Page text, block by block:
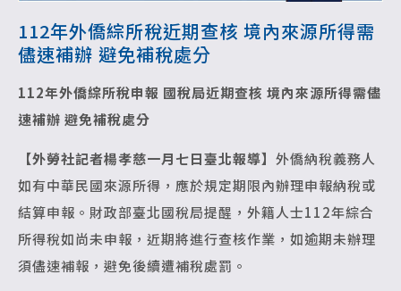
112年外僑綜所稅近期查核 境內來源所得需
儘速補辦 避免補稅處分
112年外僑綜所稅申報 國稅局近期查核 境內來源所得需儘
速補辦 避免補稅處分
【外勞社記者楊孝慈一月七日臺北報導】 外僑納稅義務人
如有中華民國來源所得，應於規定期限內辦理申報納稅或
結算申報。財政部臺北國稅局提醒，外籍人士112年綜合
所得稅如尚未申報，近期將進行查核作業，如逾期未辦理
須儘速補報，避免後續遭補稅處罰。